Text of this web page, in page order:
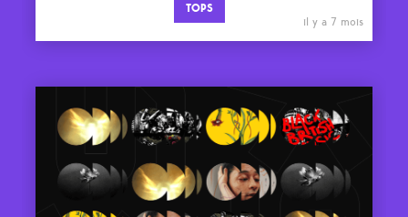
TOPS
il y a 7 mois